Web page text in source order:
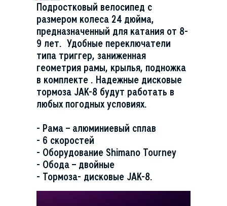
Подростковый велосипед с
размером колеса 24 дюйма,
предназначенный для катания от 8-
9 лет. Удобные переключатели
типа триггер, заниженная
геометрия рамы, крылья, подножка
в комплекте . Надежные дисковые
тормоза JAK-8 будут работать в
любых погодных условиях.
- Рама – алюминиевый сплав
- 6 скоростей
- Оборудование Shimano Tourney
- Обода – двойные
- Тормоза- дисковые JAK-8.